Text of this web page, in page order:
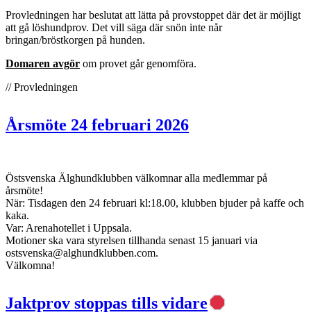
Provledningen har beslutat att lätta på provstoppet där det är möjligt
att gå löshundprov. Det vill säga där snön inte når
bringan/bröstkorgen på hunden.
Domaren avgör om provet går genomföra.
// Provledningen
Årsmöte 24 februari 2026
Östsvenska Älghundklubben välkomnar alla medlemmar på
årsmöte!
När: Tisdagen den 24 februari kl:18.00, klubben bjuder på kaffe och
kaka.
Var: Arenahotellet i Uppsala.
Motioner ska vara styrelsen tillhanda senast 15 januari via
ostsvenska@alghundklubben.com.
Välkomna!
Jaktprov stoppas tills vidare